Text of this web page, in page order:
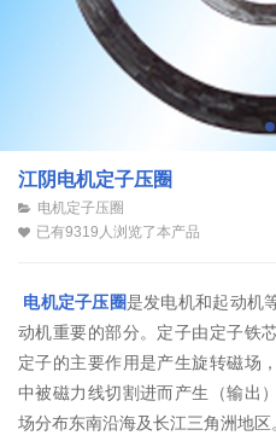
江阴电机定子压圈
电机定子压圈
已有9319人浏览了本产品
电机定子压圈是发电机和起动机
动机重要的部分。定子由定子铁
定子的主要作用是产生旋转磁场
中被磁力线切割进而产生（输出
场分布东南沿海及长江三角洲地区